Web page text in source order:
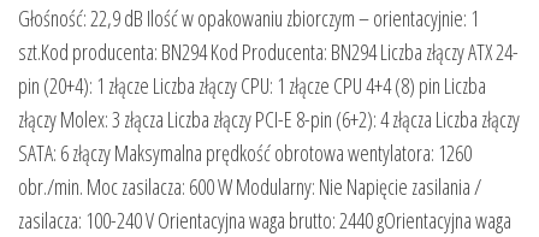
Głośność: 22,9 dB Ilość w opakowaniu zbiorczym – orientacyjnie: 1
szt.Kod producenta: BN294 Kod Producenta: BN294 Liczba złączy ATX 24-
pin (20+4): 1 złącze Liczba złączy CPU: 1 złącze CPU 4+4 (8) pin Liczba
złączy Molex: 3 złącza Liczba złączy PCI-E 8-pin (6+2): 4 złącza Liczba złączy
SATA: 6 złączy Maksymalna prędkość obrotowa wentylatora: 1260
obr./min. Moc zasilacza: 600 W Modularny: Nie Napięcie zasilania /
zasilacza: 100-240 V Orientacyjna waga brutto: 2440 gOrientacyjna waga